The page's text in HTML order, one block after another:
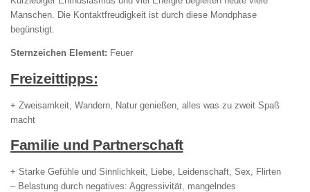
Manschen. Die Kontaktfreudigkeit ist durch diese Mondphase
begünstigt.
Sternzeichen Element: Feuer
Freizeittipps:
+ Zweisamkeit, Wandern, Natur genießen, alles was zu zweit Spaß
macht
Familie und Partnerschaft
+ Starke Gefühle und Sinnlichkeit, Liebe, Leidenschaft, Sex, Flirten
– Belastung durch negatives: Aggressivität, mangelndes